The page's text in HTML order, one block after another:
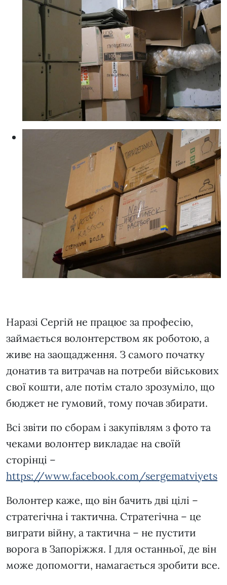
Наразі Сергій не працює за професію,
займається волонтерством як роботою, а
живе на заощадження. З самого початку
донатив та витрачав на потреби військових
свої кошти, але потім стало зрозуміло, що
бюджет не гумовий, тому почав збирати.
Всі звіти по сборам і закупівлям з фото та
чеками волонтер викладає на своїй
сторінці –
https://www.facebook.com/sergematviyets
Волонтер каже, що він бачить дві цілі –
стратегічна і тактична. Стратегічна – це
виграти війну, а тактична – не пустити
ворога в Запоріжжя. І для останньої, де він
може допомогти, намагається зробити все.